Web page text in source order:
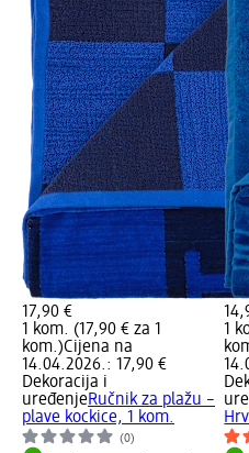
17,90 €
1 kom. (17,90 € za 1
kom.)Cijena na
14.04.2026.: 17,90 €
Dekoracija i
uređenjeRučnik za plažu –
plave kockice, 1 kom.
(0)
1